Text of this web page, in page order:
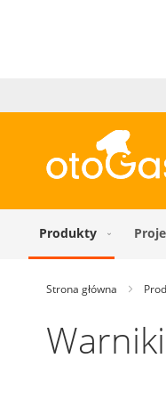
Produkty
Strona główna